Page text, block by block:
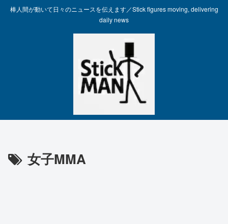
棒人間が動いて日々のニュースを伝えます／Stick figures moving, delivering
daily news
女子MMA